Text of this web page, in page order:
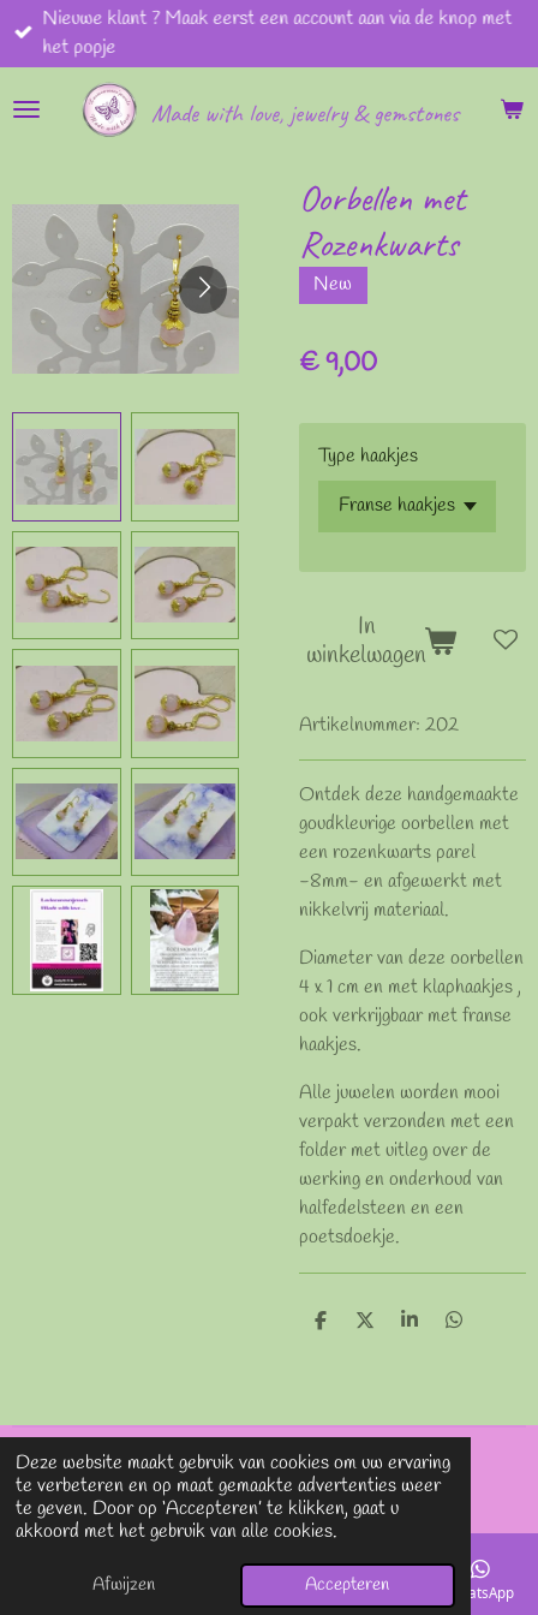
Deze website maakt gebruik van cookies om uw ervaring
te verbeteren en op maat gemaakte advertenties weer
te geven. Door op ‘Accepteren’ te klikken, gaat u
akkoord met het gebruik van alle cookies.
Afwijzen Accepteren
Ga
direct
de
hoofdinhoud
Made with love, jewelry & gemstones
Nieuwe klant ? Maak eerst een account aan via de knop met
het popje
Oorbellen met
Rozenkwarts
New
€ 9,00
Type haakjes
In
winkelwagen
Artikelnummer: 202
Ontdek deze handgemaakte
goudkleurige oorbellen met
een rozenkwarts parel
-8mm- en afgewerkt met
nikkelvrij materiaal.
Diameter van deze oorbellen
4 x 1 cm en met klaphaakjes ,
ook verkrijgbaar met franse
haakjes.
Alle juwelen worden mooi
verpakt verzonden met een
folder met uitleg over de
werking en onderhoud van
halfedelsteen en een
poetsdoekje.
D
D
S
D
© 2020 - 2026 Lavieenrosesjewels
Powered byJouwWeb
E-mailadres Telefoonnummer Kaart Instagram WhatsApp